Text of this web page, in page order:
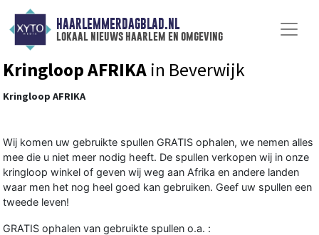
HAARLEMMERDAGBLAD.NL
lokaal nieuws haarlem en omgeving
Kringloop AFRIKA in Beverwijk
Kringloop AFRIKA
Wij komen uw gebruikte spullen GRATIS ophalen, we nemen alles
mee die u niet meer nodig heeft. De spullen verkopen wij in onze
kringloop winkel of geven wij weg aan Afrika en andere landen
waar men het nog heel goed kan gebruiken. Geef uw spullen een
tweede leven!
GRATIS ophalen van gebruikte spullen o.a. :